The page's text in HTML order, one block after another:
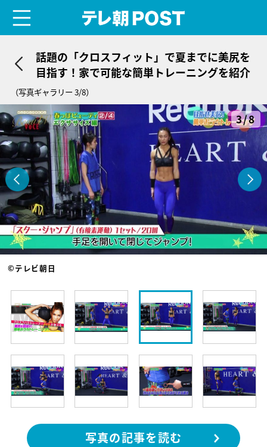
話題の「クロスフィット」で夏までに美尻を
目指す！家で可能な簡単トレーニングを紹介
（写真ギャラリー 3/8）
3/8
©テレビ朝日
写真の記事を読む